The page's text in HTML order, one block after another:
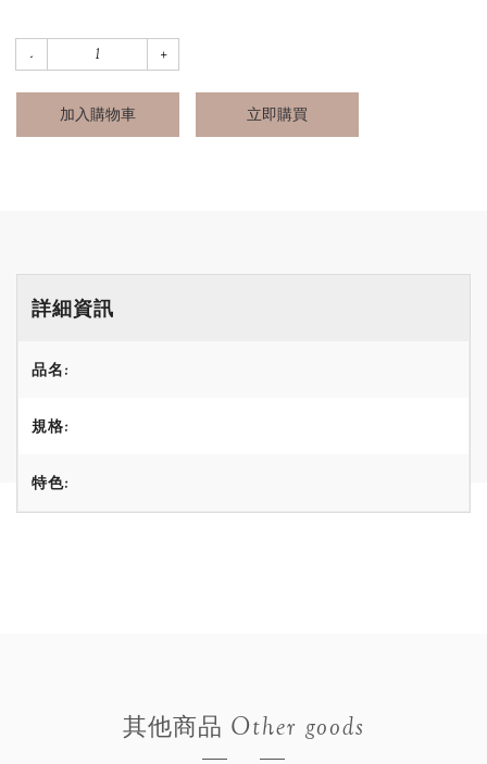
加入購物車 立即購買
詳細資訊
品名:
規格:
特色:
其他商品 Other goods